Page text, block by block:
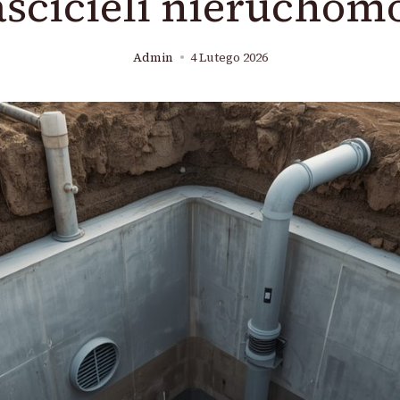
Admin 4 Lutego 2026